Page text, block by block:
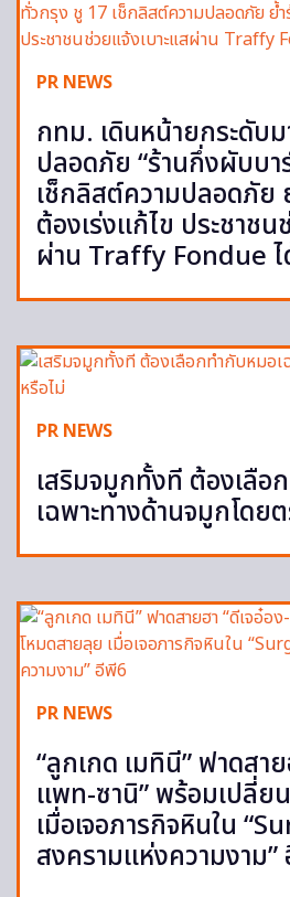
PR NEWS
กทม. เดินหน้ายกระดับ
ปลอดภัย “ร้านกึ่งผับบา
เช็กลิสต์ความปลอดภัย
ต้องเร่งแก้ไข ประชาชน
ผ่าน Traffy Fondue
PR NEWS
เสริมจมูกทั้งที ต้องเลือ
เฉพาะทางด้านจมูกโดย
PR NEWS
“ลูกเกด เมทินี” ฟาดสาย
แพท-ซานิ” พร้อมเปลี่ย
เมื่อเจอภารกิจหินใน
สงครามแห่งความงาม”